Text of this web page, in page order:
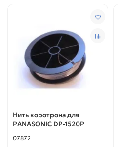
Нить коротрона для
PANASONIC DP-1520P
07872